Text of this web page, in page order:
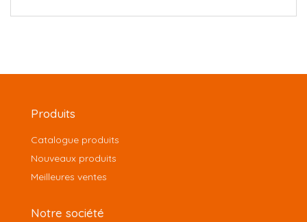
Produits
Catalogue produits
Nouveaux produits
Meilleures ventes
Notre société